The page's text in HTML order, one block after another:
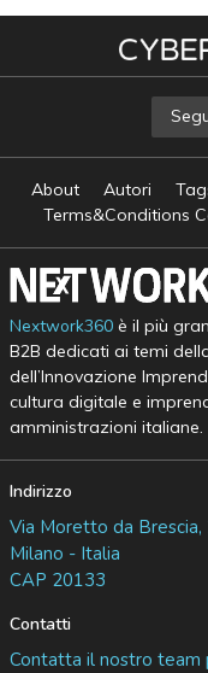
About Autori
Terms&Conditions
Nextwork360è il più
B2B dedicati ai temi
dell’Innovazione
cultura digitale e
amministrazioni italiane.
Indirizzo
Via Moretto da Brescia,
Milano - Italia
CAP 20133
Contatti
Contatta il nostro team